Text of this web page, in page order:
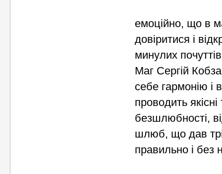
емоційно, що в
довіритися і
минулих
Маг Сергій
себе гармонію і
проводить
безшлюбності,
шлюб, що дав
правильно і без